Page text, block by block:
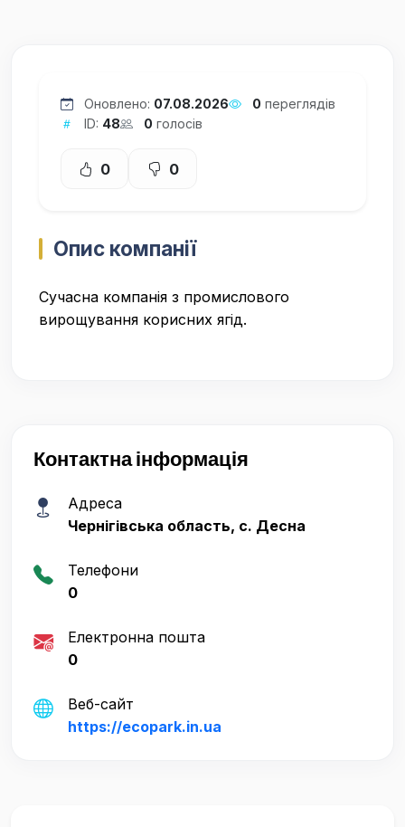
Оновлено: 07.08.2026 0 переглядів
ID: 48 0 голосів
0 0
Опис компанії
Сучасна компанія з промислового
вирощування корисних ягід.
Контактна інформація
Адреса
Чернігівська область, с. Десна
Телефони
0
Електронна пошта
0
Веб-сайт
https://ecopark.in.ua